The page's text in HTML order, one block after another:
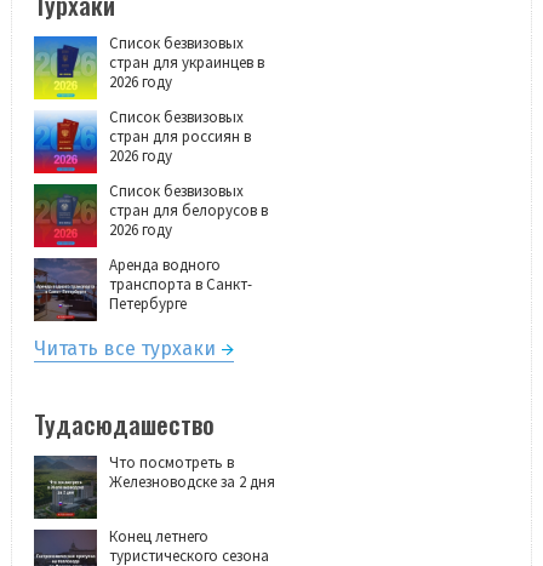
Список безвизовых
стран для украинцев в
2026 году
Список безвизовых
стран для россиян в
2026 году
Список безвизовых
стран для белорусов в
2026 году
Аренда водного
транспорта в Санкт-
Петербурге
Читать все турхаки
Тудасюдашество
Что посмотреть в
Железноводске за 2 дня
Конец летнего
туристического сезона